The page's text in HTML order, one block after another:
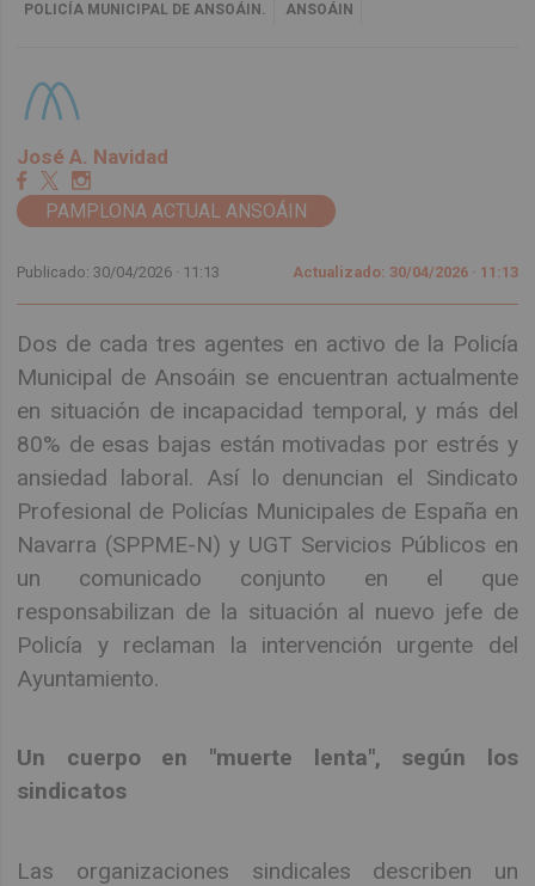
POLICÍA MUNICIPAL DE ANSOÁIN. ANSOÁIN
José A. Navidad
PAMPLONA ACTUAL ANSOÁIN
Publicado: 30/04/2026 · 11:13 Actualizado: 30/04/2026 · 11:13
Dos de cada tres agentes en activo de la Policía
Municipal de Ansoáin se encuentran actualmente
en situación de incapacidad temporal, y más del
80% de esas bajas están motivadas por estrés y
ansiedad laboral. Así lo denuncian el Sindicato
Profesional de Policías Municipales de España en
Navarra (SPPME-N) y UGT Servicios Públicos en
un comunicado conjunto en el que
responsabilizan de la situación al nuevo jefe de
Policía y reclaman la intervención urgente del
Ayuntamiento.
Un cuerpo en "muerte lenta", según los
sindicatos
Las organizaciones sindicales describen un